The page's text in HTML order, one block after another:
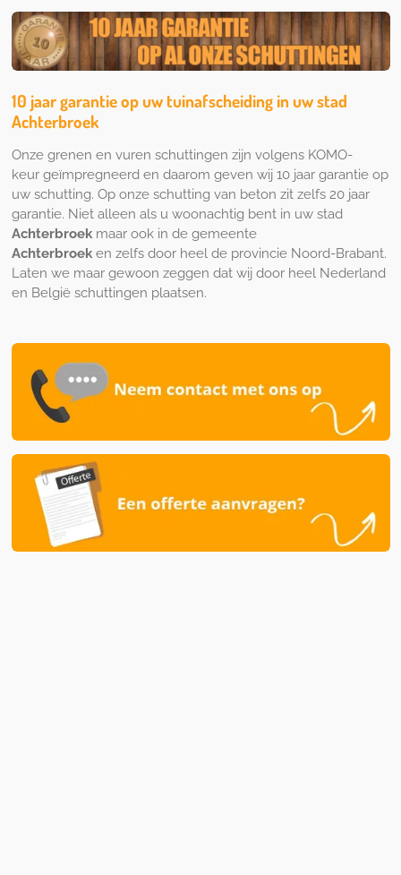
10 jaar garantie op uw tuinafscheiding in uw stad
Achterbroek
Onze grenen en vuren schuttingen zijn volgens KOMO-
keur geïmpregneerd en daarom geven wij 10 jaar garantie op
uw schutting. Op onze schutting van beton zit zelfs 20 jaar
garantie. Niet alleen als u woonachtig bent in uw stad
Achterbroekmaar ook in de gemeente
Achterbroeken zelfs door heel de provincie Noord-Brabant.
Laten we maar gewoon zeggen dat wij door heel Nederland
en België schuttingen plaatsen.